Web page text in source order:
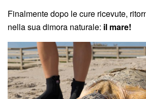
Finalmente dopo le cure ricevute,
nella sua dimora naturale: il mare!